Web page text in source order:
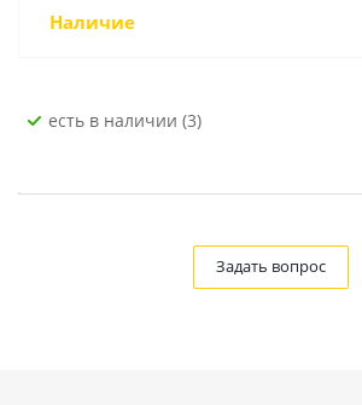
Наличие
Есть в наличии (3)
Задать вопрос